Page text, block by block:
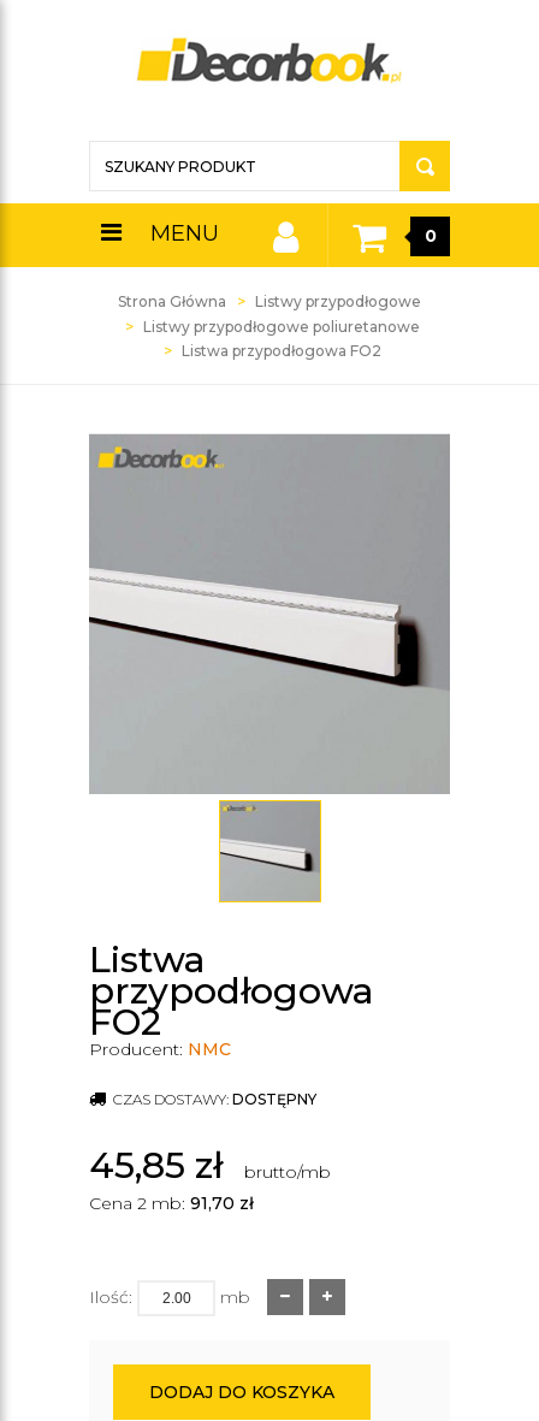
MENU 0
Strona Główna
Listwy przypodłogowe
Listwy przypodłogowe poliuretanowe
Listwa przypodłogowa FO2
Listwa
przypodłogowa
FO2
Producent: NMC
CZAS DOSTAWY: DOSTĘPNY
45,85 zł
brutto/mb
Cena 2 mb: 91,70 zł
Ilość: mb
DODAJ DO KOSZYKA